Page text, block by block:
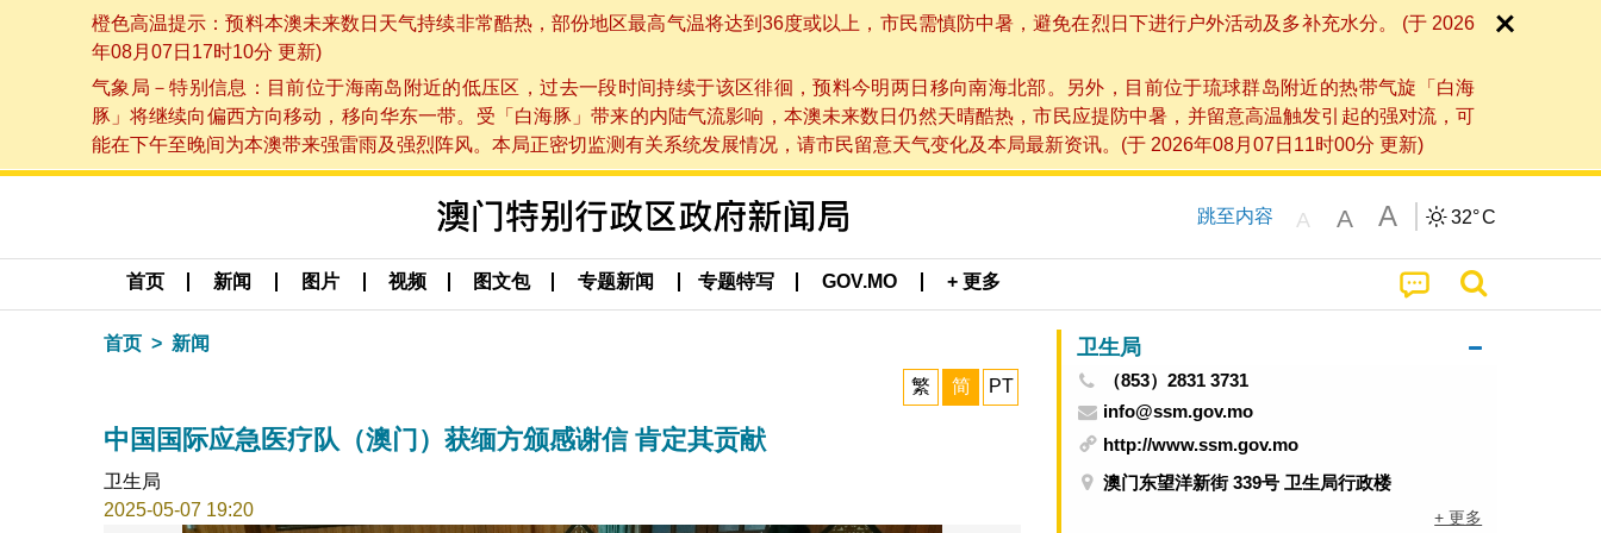
橙色高温提示：预料本澳未来数日天气持续非常酷热，部份地区最高气温将达到36度或以上，市民需慎防中暑，避免在烈日下进行户外活动及多补充水分。 (于 2026
年08月07日17时10分 更新)
气象局－特别信息：目前位于海南岛附近的低压区，过去一段时间持续于该区徘徊，预料今明两日移向南海北部。另外，目前位于琉球群岛附近的热带气旋「白海
豚」将继续向偏西方向移动，移向华东一带。受「白海豚」带来的内陆气流影响，本澳未来数日仍然天晴酷热，市民应提防中暑，并留意高温触发引起的强对流，可
能在下午至晚间为本澳带来强雷雨及强烈阵风。本局正密切监测有关系统发展情况，请市民留意天气变化及本局最新资讯。(于 2026年08月07日11时00分 更新)
跳至内容 A A A 32°C
首页 新闻 图片 视频 图文包 专题新闻 专题特写 GOV.MO + 更多
首页 新闻
繁 简 PT
中国国际应急医疗队（澳门）获缅方颁感谢信 肯定其贡献
卫生局
2025-05-07 19:20
卫生局
（853）2831 3731
info@ssm.gov.mo
http://www.ssm.gov.mo
澳门东望洋新街 339号 卫生局行政楼
+ 更多